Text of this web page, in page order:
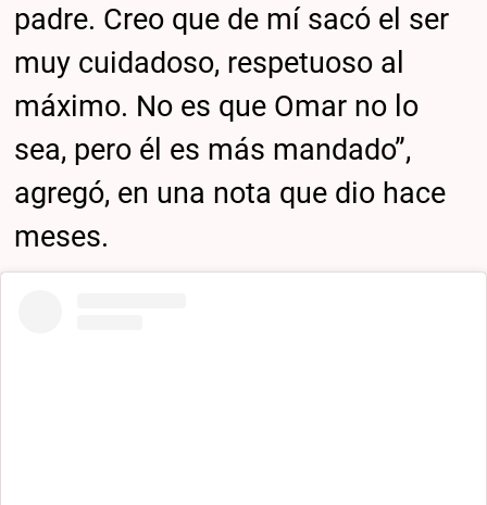
padre. Creo que de mí sacó el ser
muy cuidadoso, respetuoso al
máximo. No es que Omar no lo
sea, pero él es más mandado”,
agregó, en una nota que dio hace
meses.